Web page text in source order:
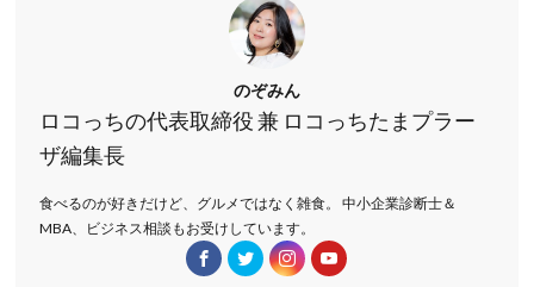
のぞみん
ロコっちの代表取締役 兼 ロコっちたまプラー
ザ編集長
食べるのが好きだけど、グルメではなく雑食。 中小企業診断士＆
MBA、ビジネス相談もお受けしています。